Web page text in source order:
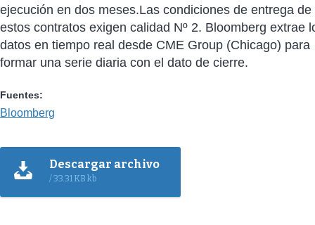
ejecución en dos meses.Las condiciones de entrega de
estos contratos exigen calidad Nº 2. Bloomberg extrae
datos en tiempo real desde CME Group (Chicago) para
formar una serie diaria con el dato de cierre.
Fuentes:
Bloomberg
Descargar archivo
/ 33.31 KB kb